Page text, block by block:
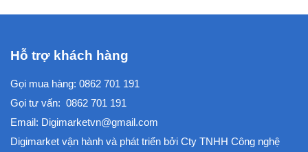
Hỗ trợ khách hàng
Gọi mua hàng: 0862 701 191
Gọi tư vấn: 0862 701 191
Email: Digimarketvn@gmail.com
Digimarket vận hành và phát triển bởi Cty TNHH Công nghệ